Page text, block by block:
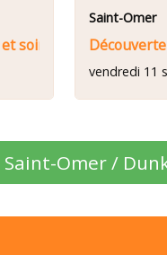
soirée resto
Saint-Omer
Découverte
vendredi 11
Omer /